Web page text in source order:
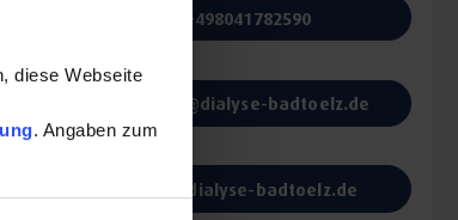
diese Webseite
. Angaben zum
+498041782590
E-Mail:
b.klein@dialyse-badtoelz.de
www.dialyse-badtoelz.de